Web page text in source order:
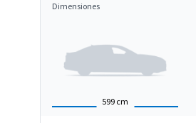
Dimensiones
599 cm